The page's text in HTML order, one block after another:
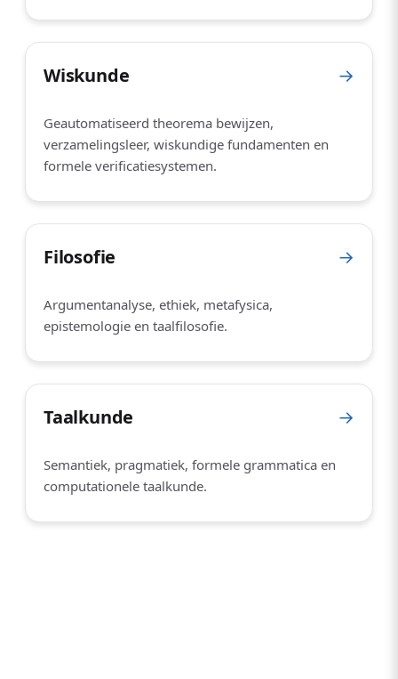
Wiskunde →
Geautomatiseerd theorema bewijzen,
verzamelingsleer, wiskundige fundamenten en
formele verificatiesystemen.
Filosofie →
Argumentanalyse, ethiek, metafysica,
epistemologie en taalfilosofie.
Taalkunde →
Semantiek, pragmatiek, formele grammatica en
computationele taalkunde.